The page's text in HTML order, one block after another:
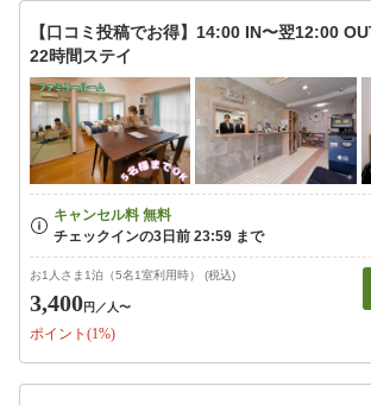
【口コミ投稿でお得】14:00 IN〜翌12:00
22時間ステイ
お1人さま1泊（5名1室利用時） (税込)
3,400円 ／人〜
ポイント(1%)